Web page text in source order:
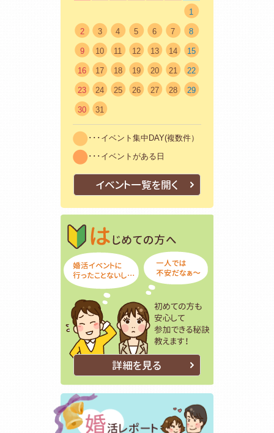
1
2 3 4 5 6 7 8
9 10 11 12 13 14 15
16 17 18 19 20 21 22
23 24 25 26 27 28 29
30 31
･･･イベント集中DAY(複数件）
･･･イベントがある日
イベント一覧を開く
はじめての方
詳細を見る